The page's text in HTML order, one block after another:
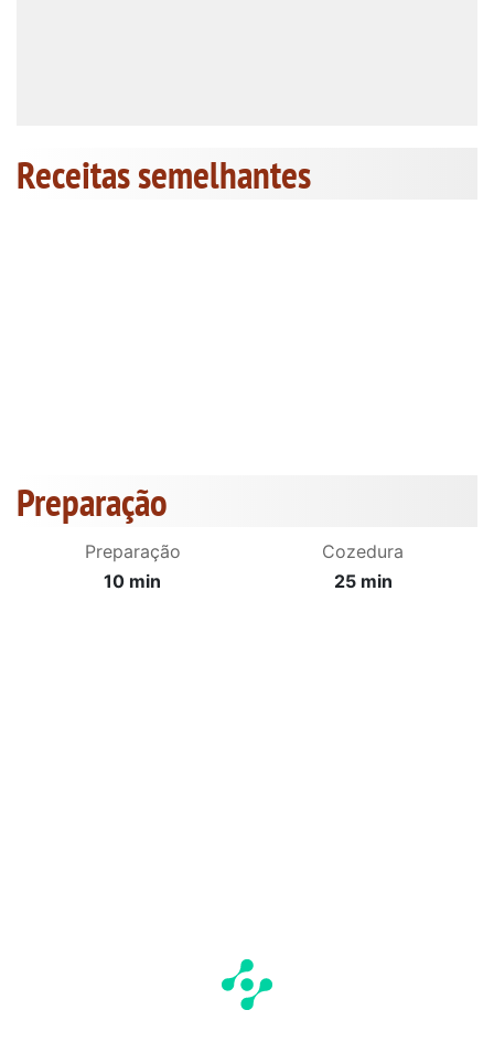
Receitas semelhantes
Preparação
Preparação
10 min
Cozedura
25 min